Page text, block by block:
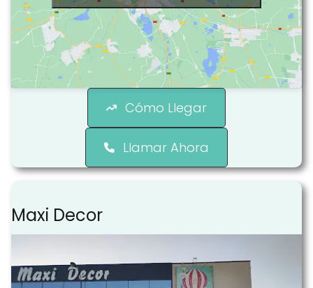
Cómo Llegar
Llamar Ahora
Maxi Decor